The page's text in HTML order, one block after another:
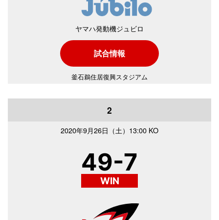
ヤマハ発動機ジュビロ
試合情報
釜石鵜住居復興スタジアム
2
2020年9月26日（土） 13:00 KO
49-7
WIN